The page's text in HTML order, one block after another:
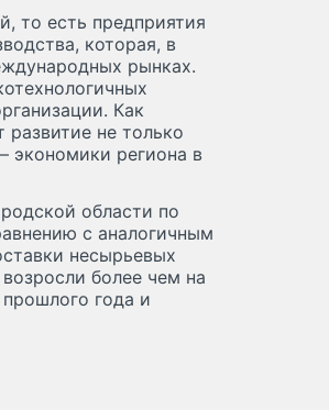
то есть предприятия
которая, в
рынках.
Как
не только
экономики региона в
области по
с аналогичным
несырьевых
более чем на
года и